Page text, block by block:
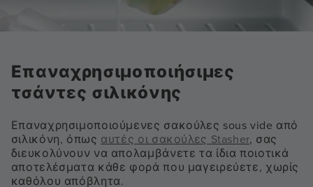
Επαναχρησιμοποιήσιμες
τσάντες σιλικόνης
Επαναχρησιμοποιούμενες σακούλες sous vide από
σιλικόνη, όπως αυτές οι σακούλες Stasher, σας
διευκολύνουν να απολαμβάνετε τα ίδια ποιοτικά
αποτελέσματα κάθε φορά που μαγειρεύετε, χωρίς
καθόλου απόβλητα.